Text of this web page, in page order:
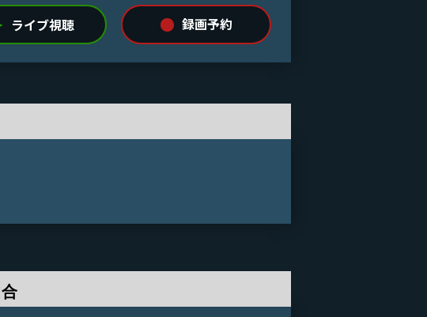
ライブ視聴 録画予約